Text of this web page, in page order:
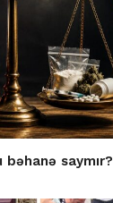
saymır?